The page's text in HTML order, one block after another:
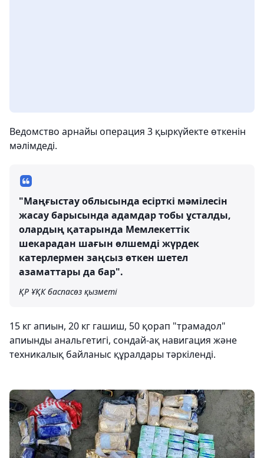
Ведомство арнайы операция 3 қыркүйекте өткенін
мәлімдеді.
"Маңғыстау облысында есірткі мәмілесін
жасау барысында адамдар тобы ұсталды,
олардың қатарында Мемлекеттік
шекарадан шағын өлшемді жүрдек
катерлермен заңсыз өткен шетел
азаматтары да бар".
ҚР ҰҚК баспасөз қызметі
15 кг апиын, 20 кг гашиш, 50 қорап "трамадол"
апиынды анальгетигі, сондай-ақ навигация және
техникалық байланыс құралдары тәркіленді.